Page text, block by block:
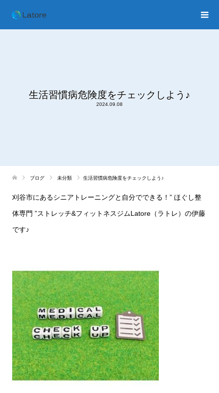
生活習慣病危険度をチェックしよう♪
2024.09.08
ブログ 未分類 生活習慣病危険度をチェックしよう♪
刈谷市にあるシニアトレーニングと自分でできる！” ほぐし整
体専門 ”ストレッチ&フィットネスジムLatore（ラトレ）の伊藤
です♪